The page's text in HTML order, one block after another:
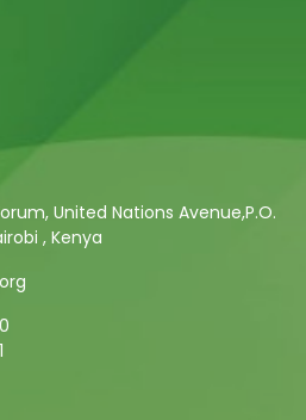
United Nations Avenue,P.O.
, Kenya